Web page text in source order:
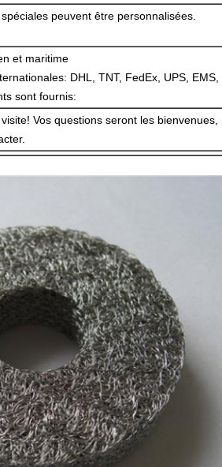
peuvent être personnalisées.
et maritime
DHL, TNT, FedEx, UPS,
sont fournis:
Vos questions seront les bienvenues,